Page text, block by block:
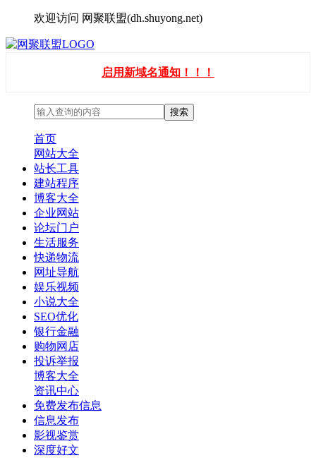
欢迎访问 网聚联盟(dh.shuyong.net)
启用新域名通知！！！
首页
网站大全
站长工具
建站程序
博客大全
企业网站
论坛门户
生活服务
快递物流
网址导航
娱乐视频
小说大全
SEO优化
银行金融
购物网店
投诉举报
博客大全
资讯中心
免费发布信息
信息发布
影视鉴赏
深度好文